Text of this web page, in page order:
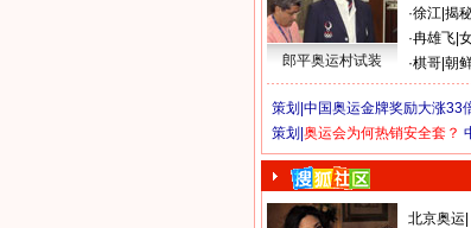
郎平奥运村试装
·徐江 揭
·冉雄飞
·棋哥 朝
策划| 中国奥运金牌奖励大涨33
策划| 奥运会为何热销安全套？
北京奥运